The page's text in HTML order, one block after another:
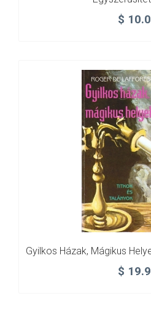
$
Gyilkos Házak, Mágikus
$